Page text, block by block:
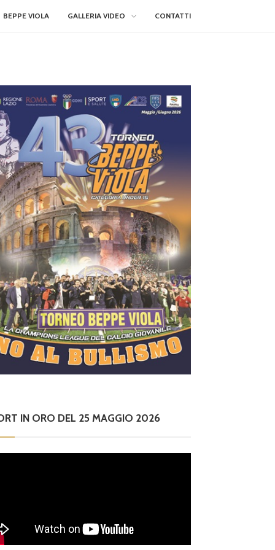
BEPPE VIOLA GALLERIA VIDEO CONTATTI
IN ORO DEL 25 MAGGIO 2026